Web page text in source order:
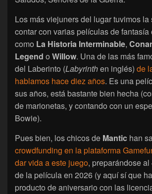
Los más viejuners del lugar tuvimos la
contar con varias películas de fantasía
como La Historia Interminable,
Legend o Willow. Una de las más
del Laberinto (Labyrinthen inglés) de
hablamos hace diez años. Es una
sus años, está bastante bien hecha
de marionetas, y contando con un
Bowie).
Pues bien, los chicos de Mantic han
crowdfunding en la plataforma
dar vida a este juego, preparándose
de la película en 2026 (y aquí sí que
producto de aniversario con las